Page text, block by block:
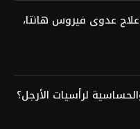
عدوى فيروس هانتا،
لرأسيات الأرجل؟